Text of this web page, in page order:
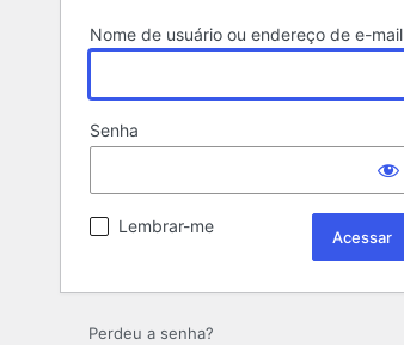
Nome de usuário ou endereço de e-mail
Senha
Lembrar-me
Perdeu a senha?